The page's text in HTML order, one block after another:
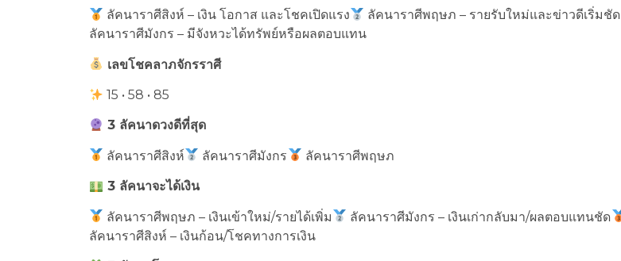
ลัคนาราศีสิงห์ – เงิน โอกาส และโชคเปิดแรง
ลัคนาราศีพฤษภ – รายรับใหม่และข่าวดีเริ่มชัด
ลัคนาราศีมังกร – มีจังหวะได้ทรัพย์หรือผลตอบแทน
เลขโชคลาภจักรราศี
15 • 58 • 85
3 ลัคนาดวงดีที่สุด
ลัคนาราศีสิงห์ ลัคนาราศีมังกร ลัคนาราศีพฤษภ
3 ลัคนาจะได้เงิน
ลัคนาราศีพฤษภ – เงินเข้าใหม่/รายได้เพิ่ม
ลัคนาราศีมังกร – เงินเก่ากลับมา/ผลตอบแทนชัด
ลัคนาราศีสิงห์ – เงินก้อน/โชคทางการเงิน